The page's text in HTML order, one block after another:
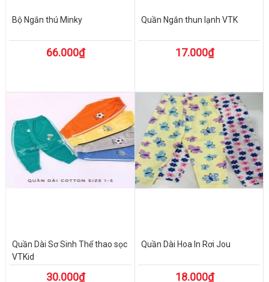
Bộ Ngắn thú Minky
66.000₫
Quần Ngắn thun lạnh VTK
17.000₫
Quần Dài Sơ Sinh Thể thao sọc
VTKid
30.000₫
Quần Dài Hoa In Rơi Jou
18.000₫